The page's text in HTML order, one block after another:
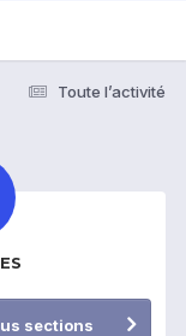
Toute l’activité
sections